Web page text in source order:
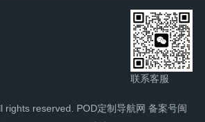
联系客服
rights reserved. POD定制导航网 备案号闽